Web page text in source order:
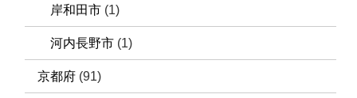
岸和田市 (1)
河内長野市 (1)
京都府 (91)